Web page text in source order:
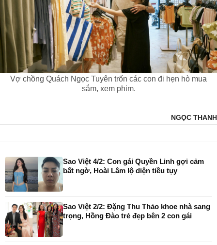
Vợ chồng Quách Ngọc Tuyên trốn các con đi hẹn hò mua
sắm, xem phim.
NGỌC THANH
Sao Việt 4/2: Con gái Quyền Linh gợi cảm
bất ngờ, Hoài Lâm lộ diện tiều tụy
Sao Việt 2/2: Đặng Thu Thảo khoe nhà sang
trọng, Hồng Đào trẻ đẹp bên 2 con gái